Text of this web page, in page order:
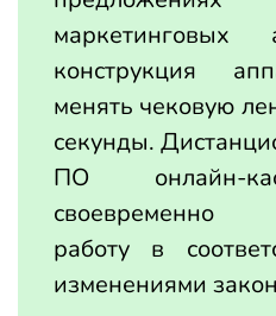
маркетинговых
конструкция
менять чековую
секунды.
ПО онлайн-
своевременно
работу в
изменениями